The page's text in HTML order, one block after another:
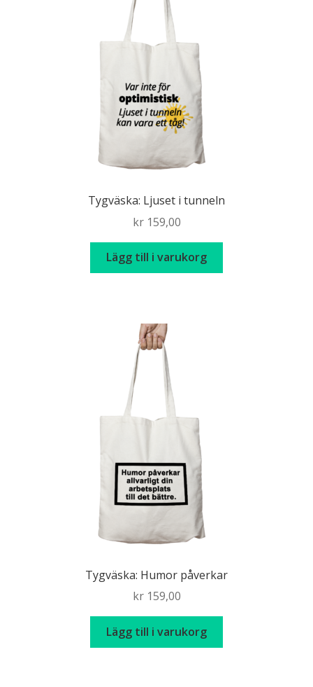
Tygväska: Ljuset i tunneln
kr159,00
Lägg till i varukorg
Tygväska: Humor påverkar
kr159,00
Lägg till i varukorg